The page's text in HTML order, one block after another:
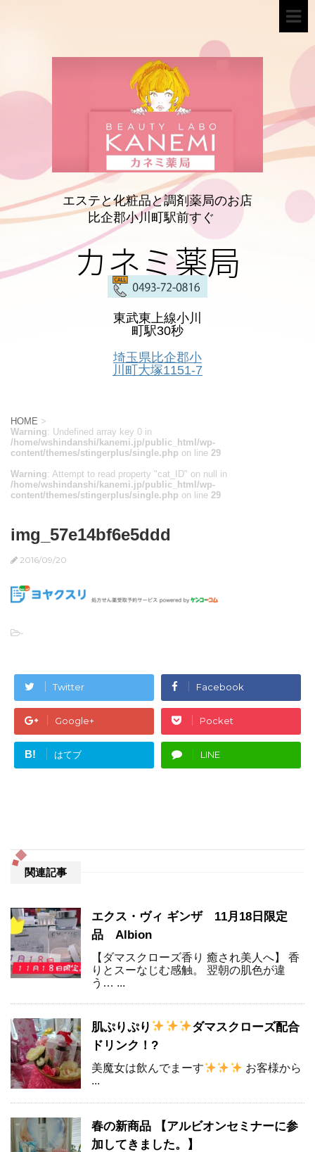
エステと化粧品と調剤薬局のお店
比企郡小川町駅前すぐ
カネミ薬局
東武東上線小川
町駅30秒
埼玉県比企郡小
川町大塚1151-7
HOME >
Warning: Undefined array key 0 in
/home/wshindanshi/kanemi.jp/public_html/wp-
content/themes/stingerplus/single.php on line 29
Warning: Attempt to read property "cat_ID" on null in
/home/wshindanshi/kanemi.jp/public_html/wp-
content/themes/stingerplus/single.php on line 29
img_57e14bf6e5ddd
2016/09/20
-
Twitter Facebook
Google+ Pocket
B! はてブ LINE
関連記事
エクス・ヴィ ギンザ 11月18日限定
品 Albion
【ダマスクローズ香り 癒され美人へ】 香
りとスーなじむ感触。 翌朝の肌色が違
う… ...
肌ぷりぷり
ダマスクローズ配合
ドリンク！?
美魔女は飲んでまーす
お客様から
...
春の新商品 【アルビオンセミナーに参
加してきました。】